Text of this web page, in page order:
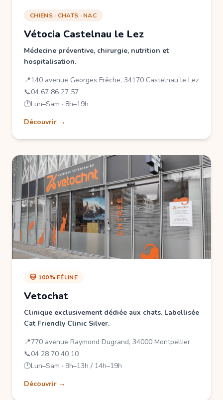
CHIENS · CHATS · NAC
Vétocia Castelnau le Lez
Médecine préventive, chirurgie, nutrition et
hospitalisation.
📍140 avenue Georges Frêche, 34170 Castelnau le Lez
📞04 67 86 27 57
🕐Lun–Sam · 8h–19h
Découvrir →
🐱 100% FÉLINE
Vetochat
Clinique exclusivement dédiée aux chats. Labellisée
Cat Friendly Clinic Silver.
📍770 avenue Raymond Dugrand, 34000 Montpellier
📞04 28 70 40 10
🕐Lun–Sam · 9h–13h / 14h–19h
Découvrir →